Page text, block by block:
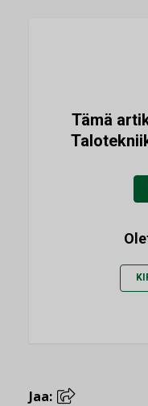
Tämä
Jaa: